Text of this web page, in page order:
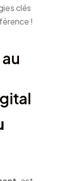
clés
!